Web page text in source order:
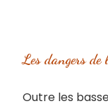
Les dangers de
Outre les